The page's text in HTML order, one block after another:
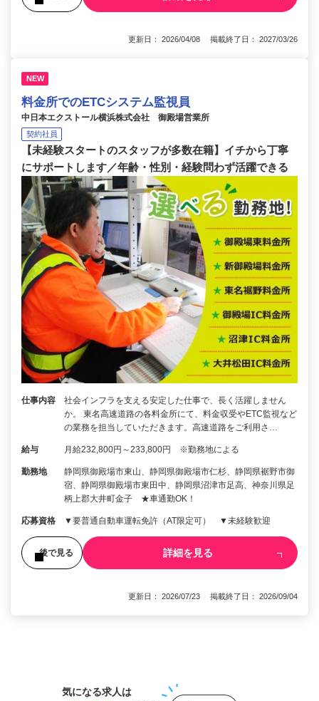
更新日： 2026/04/08 掲載終了日： 2027/03/26
NEW
料金所でのETCシステム監視員
中日本エクストール横浜株式会社 御殿場営業所
契約社員
【未経験スタートのスタッフが多数在籍】イチから丁寧
にサポートします／年齢・性別・経験問わず活躍できる
仕事内容
社会インフラを支える安定した仕事で、長く活躍しません
か。 東名高速道路の各料金所にて、料金収受やETC監視など
の業務を担当していただきます。高速道路をご利用さ…
給与 月給232,800円～233,800円 ※勤務地による
勤務地
静岡県御殿場市東山、静岡県御殿場市仁杉、静岡県裾野市御
宿、静岡県御殿場市東田中、静岡県沼津市足高、神奈川県足
柄上郡大井町金子 ★車通勤OK！
応募資格 ▼要普通自動車運転免許（AT限定可） ▼未経験歓迎
後で見る 詳細を見る
更新日： 2026/07/23 掲載終了日： 2026/09/04
気になる求人は